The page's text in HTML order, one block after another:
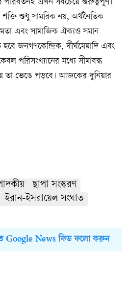
পরিবর্তনই এখন সবচেয়ে গুরুত্বপূর্ণ।
শুধু সামরিক নয়, অর্থনৈতিক
এবং সামাজিক ঐক্যও সমান
হবে জনগণকেন্দ্রিক, দীর্ঘমেয়াদি এবং
পরিসংখ্যানের মধ্যে সীমাবদ্ধ
তা ভেঙে পড়বে। আজকের দুনিয়ার
ছাপা সংস্করণ
ইরান-ইসরায়েল সংঘাত
Google News ফিড ফলো করুন